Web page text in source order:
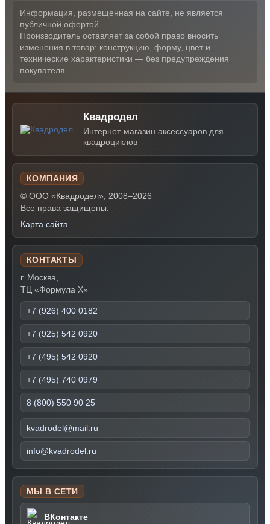
Информация, размещенная на сайте, не является
публичной офертой.
Производитель оставляет за собой право вносить
изменения в товар: конструкцию, форму, цвет и
технические характеристики — без предупреждения
покупателя.
Квадродел
Интернет-магазин аксессуаров для
квадроциклов
КОМПАНИЯ
© ООО «Квадродел», 2008–2026
Все права защищены.
Карта сайта
КОНТАКТЫ
г. Москва,
ТЦ «Формула Х»
+7 (926) 400 0182
+7 (925) 542 0920
+7 (495) 542 0920
+7 (495) 740 0979
8 (800) 550 90 25
kvadrodel@mail.ru
info@kvadrodel.ru
МЫ В СЕТИ
ВКонтакте